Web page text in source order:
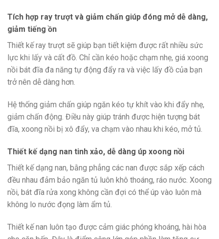
Tích hợp ray trượt và giảm chấn giúp đóng mở dễ dàng,
giảm tiếng ồn
Thiết kế ray trượt sẽ giúp bạn tiết kiệm được rất nhiều sức
lực khi lấy và cất đồ. Chỉ cần kéo hoặc chạm nhẹ, giá xoong
nồi bát đĩa đa năng tự động đẩy ra và việc lấy đồ của bạn
trở nên dễ dàng hơn.
Hệ thống giảm chấn giúp ngăn kéo tự khít vào khi đẩy nhẹ,
giảm chấn động. Điều này giúp tránh được hiện tượng bát
đĩa, xoong nồi bị xô đẩy, va chạm vào nhau khi kéo, mở tủ.
Thiết kế dạng nan tinh xảo, dễ dàng úp xoong nồi
Thiết kế dạng nan, bằng phẳng các nan được sắp xếp cách
đều nhau đảm bảo ngăn tủ luôn khô thoáng, ráo nước. Xoong
nồi, bát đĩa rửa xong không cần đợi có thể úp vào luôn mà
không lo nước đọng làm ẩm tủ.
Thiết kế nan luôn tạo được cảm giác phóng khoáng, hài hòa